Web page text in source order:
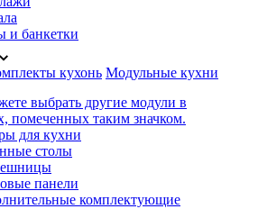
и банкетки
кухонь Модульные кухни
выбрать другие модули в
помеченных таким значком.
для кухни
столы
панели
комплектующие